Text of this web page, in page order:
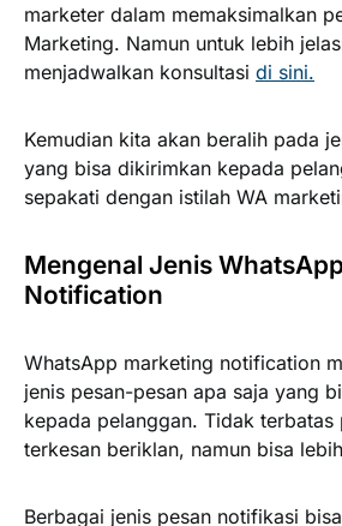
marketer dalam memaksimalkan
Marketing. Namun untuk lebih
menjadwalkan konsultasi di sini.
Kemudian kita akan beralih pada
yang bisa dikirimkan kepada
sepakati dengan istilah WA
Mengenal Jenis
Notification
WhatsApp marketing notification
jenis pesan-pesan apa saja yang
kepada pelanggan. Tidak
terkesan beriklan, namun bisa
Berbagai jenis pesan notifikasi